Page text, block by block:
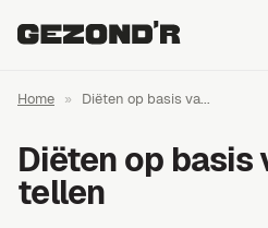
Home » Diëten op basis va...
Diëten op basis
tellen